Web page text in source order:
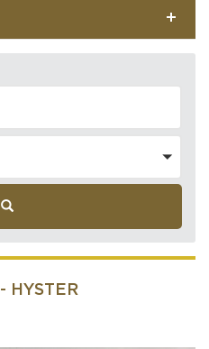
- HYSTER